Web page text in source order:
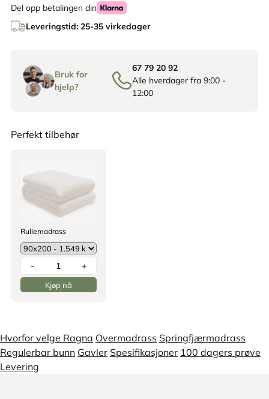
Del opp betalingen din
Leveringstid: 25-35 virkedager
Bruk for
hjelp?
67 79 20 92
Alle hverdager fra 9:00 -
12:00
Perfekt tilbehør
Rullemadrass
- +
Kjøp nå
Hvorfor velge Ragna Overmadrass Springfjærmadrass
Regulerbar bunn Gavler Spesifikasjoner 100 dagers prøve
Levering